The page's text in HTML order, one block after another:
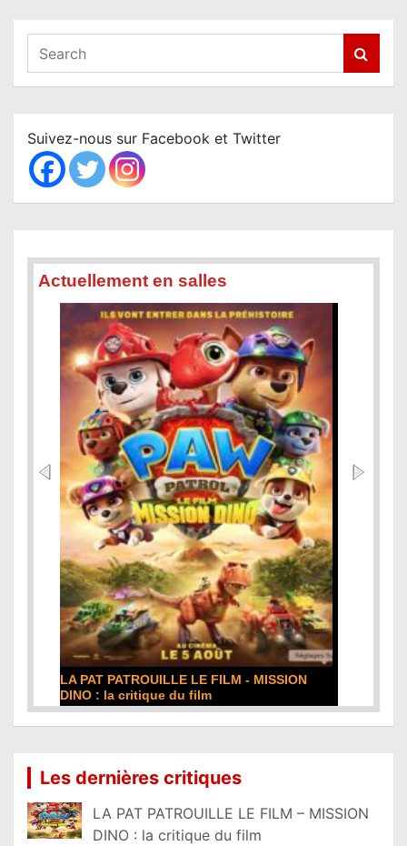
a
c
h
Suivez-nous sur Facebook et Twitter
Actuellement en salles
DE LA COMÉDIE-FRANÇAISE : la critique du
film
Les dernières critiques
LA PAT PATROUILLE LE FILM – MISSION
DINO : la critique du film